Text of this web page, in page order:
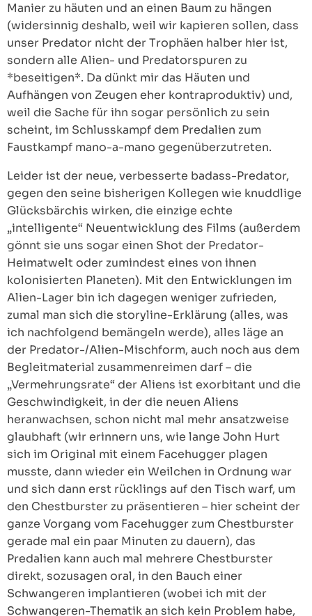
Manier zu häuten und an einen Baum zu hängen
(widersinnig deshalb, weil wir kapieren sollen, dass
unser Predator nicht der Trophäen halber hier ist,
sondern alle Alien- und Predatorspuren zu
*beseitigen*. Da dünkt mir das Häuten und
Aufhängen von Zeugen eher kontraproduktiv) und,
weil die Sache für ihn sogar persönlich zu sein
scheint, im Schlusskampf dem Predalien zum
Faustkampf mano-a-mano gegenüberzutreten.
Leider ist der neue, verbesserte badass-Predator,
gegen den seine bisherigen Kollegen wie knuddlige
Glücksbärchis wirken, die einzige echte
„intelligente“ Neuentwicklung des Films (außerdem
gönnt sie uns sogar einen Shot der Predator-
Heimatwelt oder zumindest eines von ihnen
kolonisierten Planeten). Mit den Entwicklungen im
Alien-Lager bin ich dagegen weniger zufrieden,
zumal man sich die storyline-Erklärung (alles, was
ich nachfolgend bemängeln werde), alles läge an
der Predator-/Alien-Mischform, auch noch aus dem
Begleitmaterial zusammenreimen darf – die
„Vermehrungsrate“ der Aliens ist exorbitant und die
Geschwindigkeit, in der die neuen Aliens
heranwachsen, schon nicht mal mehr ansatzweise
glaubhaft (wir erinnern uns, wie lange John Hurt
sich im Original mit einem Facehugger plagen
musste, dann wieder ein Weilchen in Ordnung war
und sich dann erst rücklings auf den Tisch warf, um
den Chestburster zu präsentieren – hier scheint der
ganze Vorgang vom Facehugger zum Chestburster
gerade mal ein paar Minuten zu dauern), das
Predalien kann auch mal mehrere Chestburster
direkt, sozusagen oral, in den Bauch einer
Schwangeren implantieren (wobei ich mit der
Schwangeren-Thematik an sich kein Problem habe,